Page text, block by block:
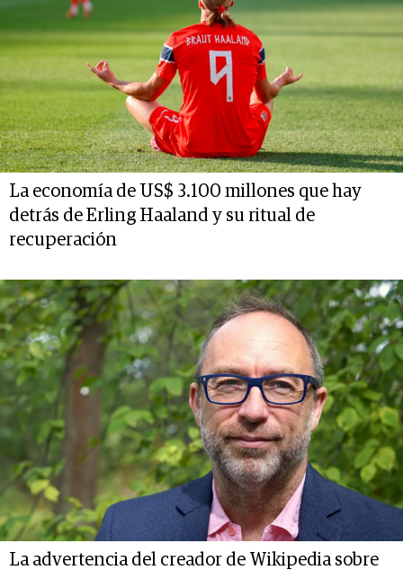
La economía de US$ 3.100 millones que hay
detrás de Erling Haaland y su ritual de
recuperación
La advertencia del creador de Wikipedia sobre